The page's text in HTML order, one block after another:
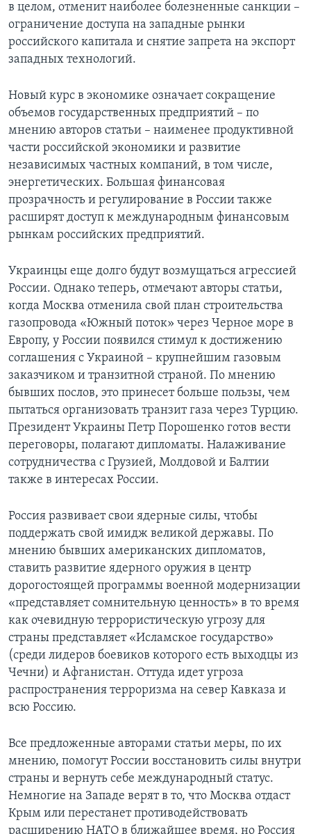
в целом, отменит наиболее болезненные санкции –
ограничение доступа на западные рынки
российского капитала и снятие запрета на экспорт
западных технологий.
Новый курс в экономике означает сокращение
объемов государственных предприятий – по
мнению авторов статьи – наименее продуктивной
части российской экономики и развитие
независимых частных компаний, в том числе,
энергетических. Большая финансовая
прозрачность и регулирование в России также
расширят доступ к международным финансовым
рынкам российских предприятий.
Украинцы еще долго будут возмущаться агрессией
России. Однако теперь, отмечают авторы статьи,
когда Москва отменила свой план строительства
газопровода «Южный поток» через Черное море в
Европу, у России появился стимул к достижению
соглашения с Украиной – крупнейшим газовым
заказчиком и транзитной страной. По мнению
бывших послов, это принесет больше пользы, чем
пытаться организовать транзит газа через Турцию.
Президент Украины Петр Порошенко готов вести
переговоры, полагают дипломаты. Налаживание
сотрудничества с Грузией, Молдовой и Балтии
также в интересах России.
Россия развивает свои ядерные силы, чтобы
поддержать свой имидж великой державы. По
мнению бывших американских дипломатов,
ставить развитие ядерного оружия в центр
дорогостоящей программы военной модернизации
«представляет сомнительную ценность» в то время
как очевидную террористическую угрозу для
страны представляет «Исламское государство»
(среди лидеров боевиков которого есть выходцы из
Чечни) и Афганистан. Оттуда идет угроза
распространения терроризма на север Кавказа и
всю Россию.
Все предложенные авторами статьи меры, по их
мнению, помогут России восстановить силы внутри
страны и вернуть себе международный статус.
Немногие на Западе верят в то, что Москва отдаст
Крым или перестанет противодействовать
расширению НАТО в ближайшее время, но Россия